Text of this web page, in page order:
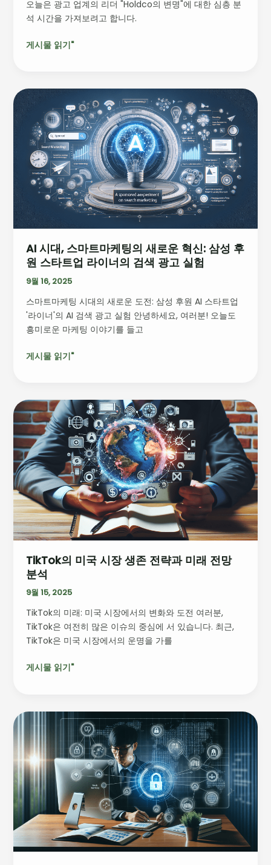
오늘은 광고 업계의 리더 "Holdco의 변명"에 대한 심층 분
석 시간을 가져보려고 합니다.
짜
이
기
게시물 읽기"
AI 시대, 스마트마케팅의 새로운 혁신: 삼성 후
원 스타트업 라이너의 검색 광고 실험
9월 16, 2025
스마트마케팅 시대의 새로운 도전: 삼성 후원 AI 스타트업
'라이너'의 AI 검색 광고 실험 안녕하세요, 여러분! 오늘도
흥미로운 마케팅 이야기를 들고
AI
시
대,
스
마
트
마
의
로
운
혁
삼
성
후
스
업
라
이
너
의
검
색
광
고
실
험
게시물 읽기"
TikTok의 미국 시장 생존 전략과 미래 전망
분석
9월 15, 2025
TikTok의 미래: 미국 시장에서의 변화와 도전 여러분,
TikTok은 여전히 많은 이슈의 중심에 서 있습니다. 최근,
TikTok은 미국 시장에서의 운명을 가를
TikTok
의
미
국
시
장
생
존
전
략
미
래
전
분
석
게시물 읽기"
인
화
와
사
생
보
호:
디